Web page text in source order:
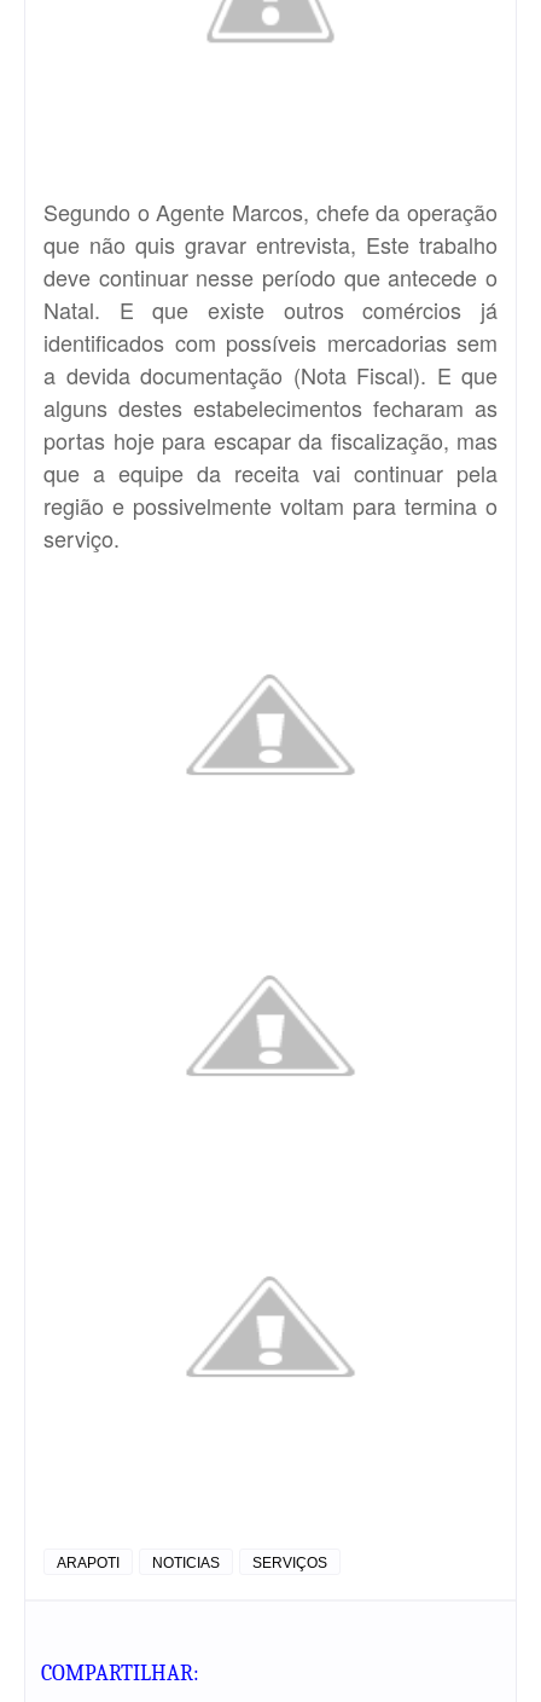
Segundo o Agente Marcos, chefe da operação
que não quis gravar entrevista, Este trabalho
deve continuar nesse período que antecede o
Natal. E que existe outros comércios já
identificados com possíveis mercadorias sem
a devida documentação (Nota Fiscal). E que
alguns destes estabelecimentos fecharam as
portas hoje para escapar da fiscalização, mas
que a equipe da receita vai continuar pela
região e possivelmente voltam para termina o
serviço.
ARAPOTI NOTICIAS SERVIÇOS
COMPARTILHAR: